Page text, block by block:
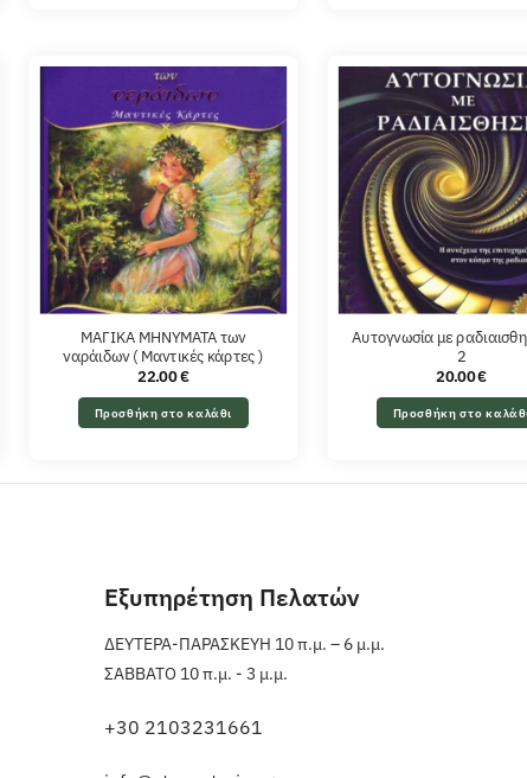
ΜΑΓΙΚΑ ΜΗΝΥΜΑΤΑ των
ναράιδων ( Μαντικές κάρτες )
22.00€
Προσθήκη στο καλάθι
Αυτογνωσία με
2
20.00€
Προσθήκη στο
Εξυπηρέτηση Πελατών
ΔΕΥΤΕΡΑ-ΠΑΡΑΣΚΕΥΗ 10 π.μ. – 6 μ.μ.
ΣΑΒΒΑΤΟ 10 π.μ. - 3 μ.μ.
+30 2103231661